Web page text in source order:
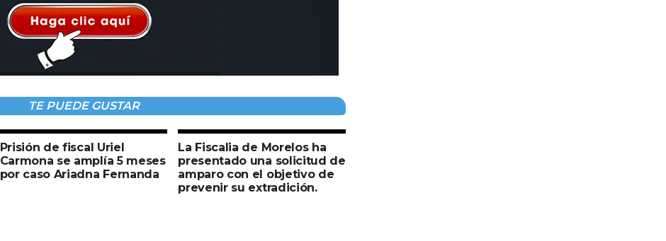
TE PUEDE GUSTAR
Prisión de fiscal Uriel
Carmona se amplía 5 meses
por caso Ariadna Fernanda
La Fiscalia de Morelos ha
presentado una solicitud de
amparo con el objetivo de
prevenir su extradición.